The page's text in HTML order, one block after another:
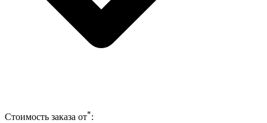
Стоимость заказа от*: